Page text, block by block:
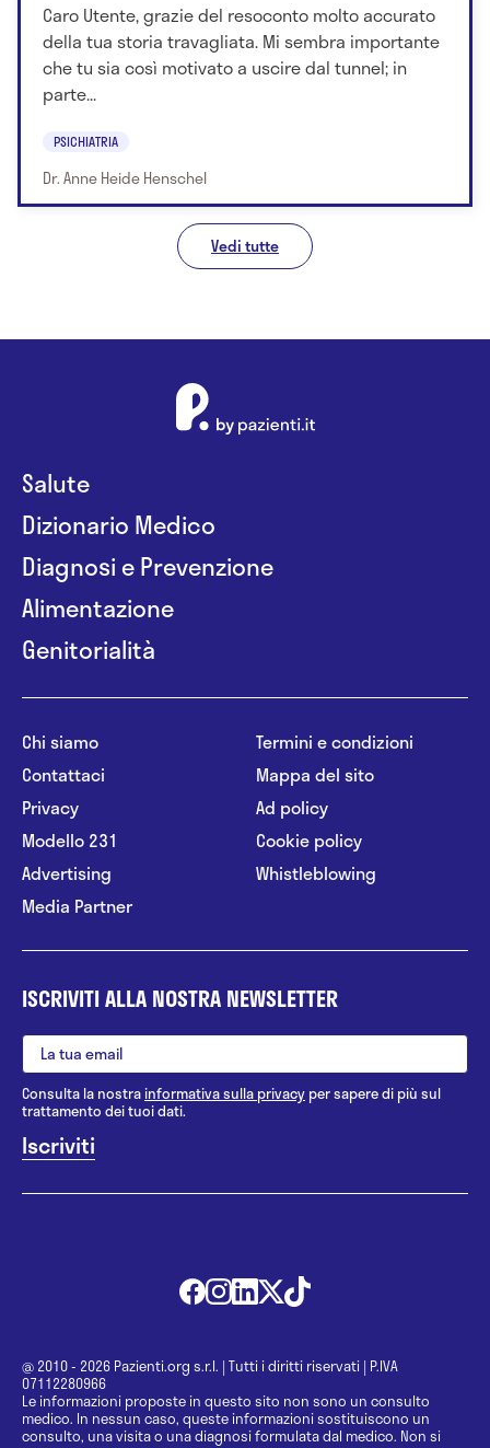
Caro Utente, grazie del resoconto molto accurato
della tua storia travagliata. Mi sembra importante
che tu sia così motivato a uscire dal tunnel; in
parte...
PSICHIATRIA
Dr. Anne Heide Henschel
Vedi tutte
Salute
Dizionario Medico
Diagnosi e Prevenzione
Alimentazione
Genitorialità
Chi siamo
Contattaci
Privacy
Modello 231
Advertising
Media Partner
Termini e condizioni
Mappa del sito
Ad policy
Cookie policy
Whistleblowing
ISCRIVITI ALLA NOSTRA NEWSLETTER
Consulta la nostrainformativa sulla privacy per sapere di più sul
trattamento dei tuoi dati.
@ 2010 - 2026 Pazienti.org s.r.l. | Tutti i diritti riservati | P.IVA
07112280966
Le informazioni proposte in questo sito non sono un consulto
medico. In nessun caso, queste informazioni sostituiscono un
consulto, una visita o una diagnosi formulata dal medico. Non si